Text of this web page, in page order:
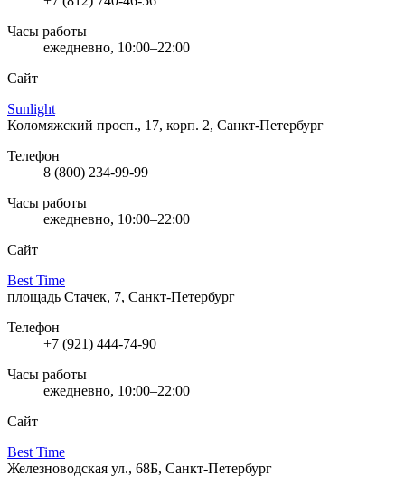
Часы работы
ежедневно, 10:00–22:00
Сайт
Sunlight
Коломяжский просп., 17, корп. 2, Санкт-Петербург
Телефон
8 (800) 234-99-99
Часы работы
ежедневно, 10:00–22:00
Сайт
Best Time
площадь Стачек, 7, Санкт-Петербург
Телефон
+7 (921) 444-74-90
Часы работы
ежедневно, 10:00–22:00
Сайт
Best Time
Железноводская ул., 68Б, Санкт-Петербург